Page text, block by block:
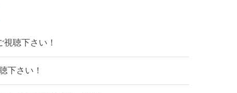
聴下さい！
下さい！